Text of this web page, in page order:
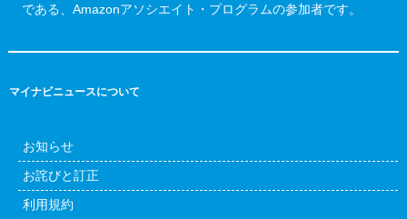
である、Amazonアソシエイト・プログラムの参加者です。
マイナビニュースについて
お知らせ
お詫びと訂正
利用規約